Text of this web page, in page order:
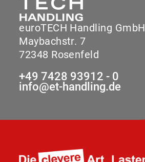
euroTECH Handling GmbH
Maybachstr. 7
72348 Rosenfeld
+49 7428 93912 - 0
info@et-handling.de